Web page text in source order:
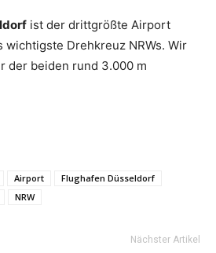
ist der drittgrößte Airport
wichtigste Drehkreuz NRWs. Wir
der beiden rund 3.000 m
Airport
Flughafen Düsseldorf
NRW
Nächster Artikel